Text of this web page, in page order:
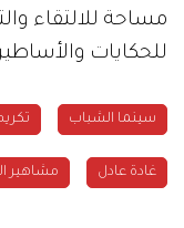
مساحة للالتقاء
للحكايات
سينما الشباب
غادة عادل مشاهير